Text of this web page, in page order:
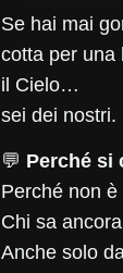
Se hai mai
cotta per una
il Cielo…
sei dei nostri.
💬 Perché si
Perché non
Chi sa
Anche solo